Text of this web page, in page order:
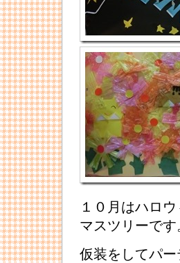
１０月はハロ
マスツリーです
仮装をしてパ